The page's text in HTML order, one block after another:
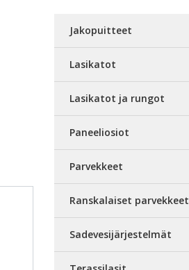
Jakopuitteet
Lasikatot
Lasikatot ja rungot
Paneeliosiot
Parvekkeet
Ranskalaiset parvekkeet
Sadevesijärjestelmät